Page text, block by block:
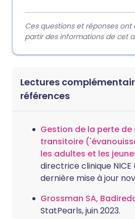
Ces questions et réponses
partir des informations de cet
Lectures
références
Gestion de la perte
transitoire
les adultes et les
directrice clinique NICE
dernière mise à jour
Grossman SA,
StatPearls, juin 2023.